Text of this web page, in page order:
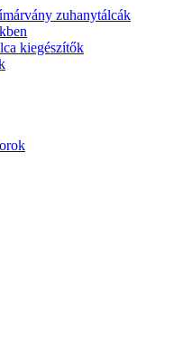
zuhanytálcák
kiegészítők